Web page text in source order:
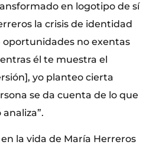
en logotipo de sí
la crisis de identidad
oportunidades no exentas
él te muestra el
yo planteo cierta
se da cuenta de lo que
la vida de María Herreros